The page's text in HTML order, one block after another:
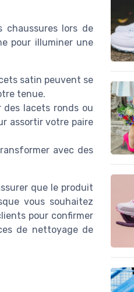
chaussures lors de
pour illuminer une
satin peuvent se
tenue.
des lacets ronds ou
assortir votre paire
avec des
que le produit
vous souhaitez
pour confirmer
de nettoyage de